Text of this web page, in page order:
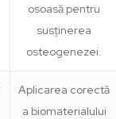
osoasă pentru
susținerea
osteogenezei.
Aplicarea corectă
a biomaterialului